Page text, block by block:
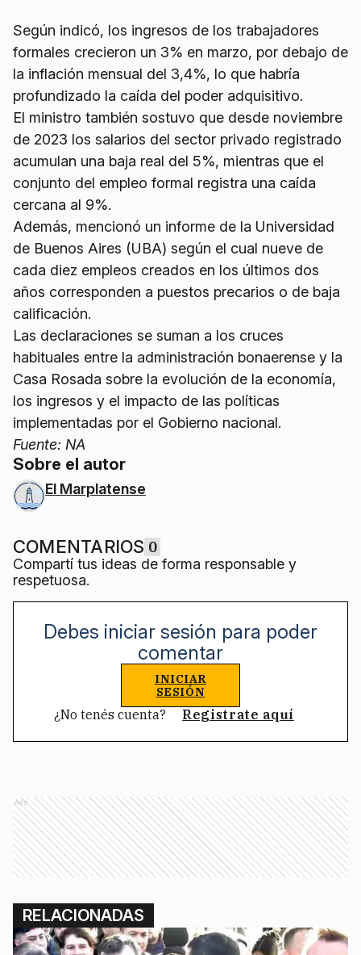
Según indicó, los ingresos de los trabajadores
formales crecieron un 3% en marzo, por debajo de
la inflación mensual del 3,4%, lo que habría
profundizado la caída del poder adquisitivo.
El ministro también sostuvo que desde noviembre
de 2023 los salarios del sector privado registrado
acumulan una baja real del 5%, mientras que el
conjunto del empleo formal registra una caída
cercana al 9%.
Además, mencionó un informe de la Universidad
de Buenos Aires (UBA) según el cual nueve de
cada diez empleos creados en los últimos dos
años corresponden a puestos precarios o de baja
calificación.
Las declaraciones se suman a los cruces
habituales entre la administración bonaerense y la
Casa Rosada sobre la evolución de la economía,
los ingresos y el impacto de las políticas
implementadas por el Gobierno nacional.
Fuente: NA
Sobre el autor
El Marplatense
COMENTARIOS 0
Compartí tus ideas de forma responsable y
respetuosa.
Debes iniciar sesión para poder
comentar
INICIAR
SESIÓN
¿No tenés cuenta? Registrate aquí
Ads
RELACIONADAS